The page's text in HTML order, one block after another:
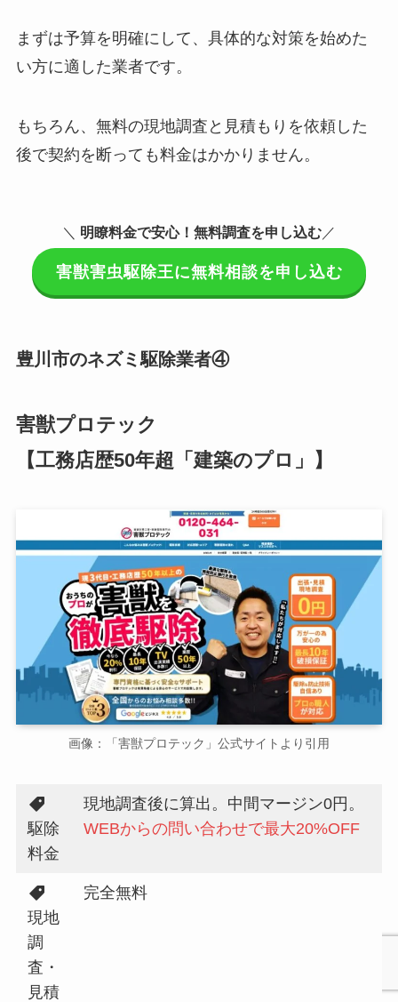
まずは予算を明確にして、具体的な対策を始めた
い方に適した業者です。
もちろん、無料の現地調査と見積もりを依頼した
後で契約を断っても料金はかかりません。
＼ 明瞭料金で安心！無料調査を申し込む ／
害獣害虫駆除王に無料相談を申し込む
豊川市のネズミ駆除業者④
害獣プロテック
【工務店歴50年超「建築のプロ」】
画像：「害獣プロテック」公式サイトより引用
駆除
料金
現地調査後に算出。中間マージン0円。
WEBからの問い合わせで最大20%OFF
現地
調
査・
見積
完全無料